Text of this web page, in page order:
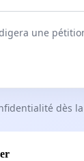
une
dès